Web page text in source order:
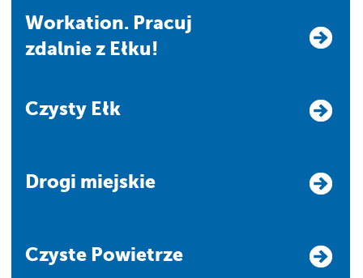
Workation. Pracuj
zdalnie z Ełku!
Czysty Ełk
Drogi miejskie
Czyste Powietrze